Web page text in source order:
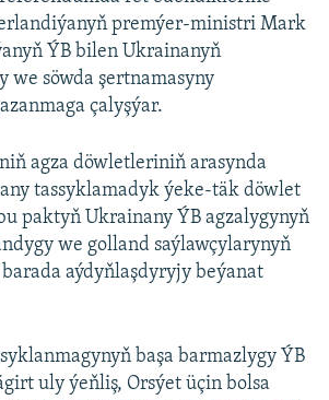
premýer-ministri Mark
ÝB bilen Ukrainanyň
we söwda şertnamasyny
çalyşýar.
agza döwletleriniň arasynda
tassyklamadyk ýeke-täk döwlet
paktyň Ukrainany ÝB agzalygynyň
we golland saýlawçylarynyň
aýdyňlaşdyryjy beýanat
başa barmazlygy ÝB
uly ýeňliş, Orsýet üçin bolsa